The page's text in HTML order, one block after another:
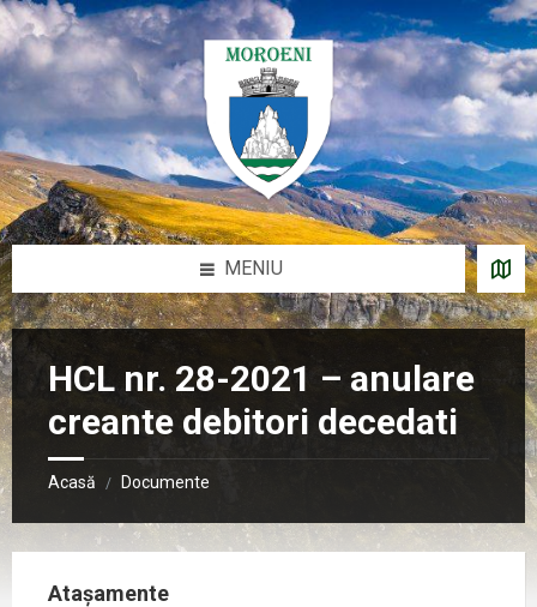
Sari
la
conținut
Salt
la
bara
laterală
stângă
Salt
la
bara
laterală
dreaptă
Salt
la
subsol
MENIU
HCL nr. 28-2021 – anulare
creante debitori decedati
Acasă / Documente
Atașamente